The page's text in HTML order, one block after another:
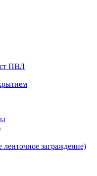
ПВЛ
заграждение)